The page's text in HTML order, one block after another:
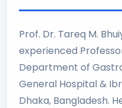
Prof. Dr. Tareq M.
experienced
Department of
General Hospital &
Dhaka, Bangladesh.